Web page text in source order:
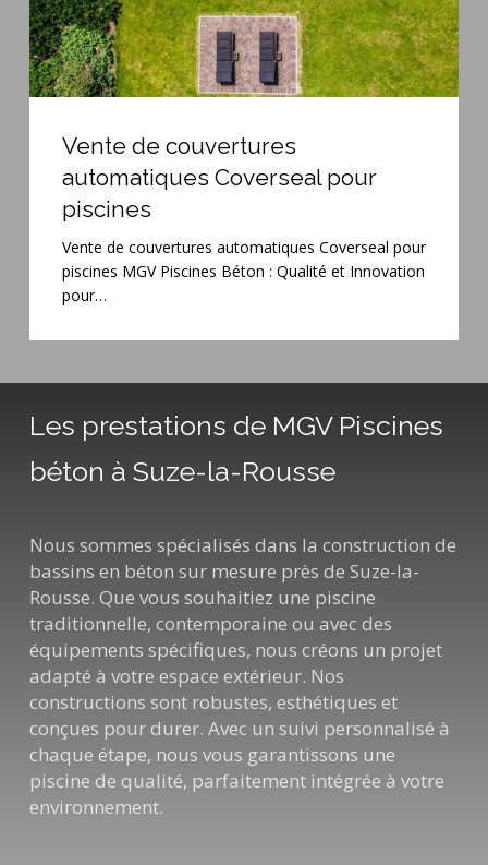
couvertures
automatiques
Coverseal
pour
piscines
Vente de couvertures
automatiques Coverseal pour
piscines
Vente de couvertures automatiques Coverseal pour
piscines MGV Piscines Béton : Qualité et Innovation
pour…
Les prestations de MGV Piscines
béton à Suze-la-Rousse
Nous sommes spécialisés dans la construction de
bassins en béton sur mesure près de Suze-la-
Rousse. Que vous souhaitiez une piscine
traditionnelle, contemporaine ou avec des
équipements spécifiques, nous créons un projet
adapté à votre espace extérieur. Nos
constructions sont robustes, esthétiques et
conçues pour durer. Avec un suivi personnalisé à
chaque étape, nous vous garantissons une
piscine de qualité, parfaitement intégrée à votre
environnement.